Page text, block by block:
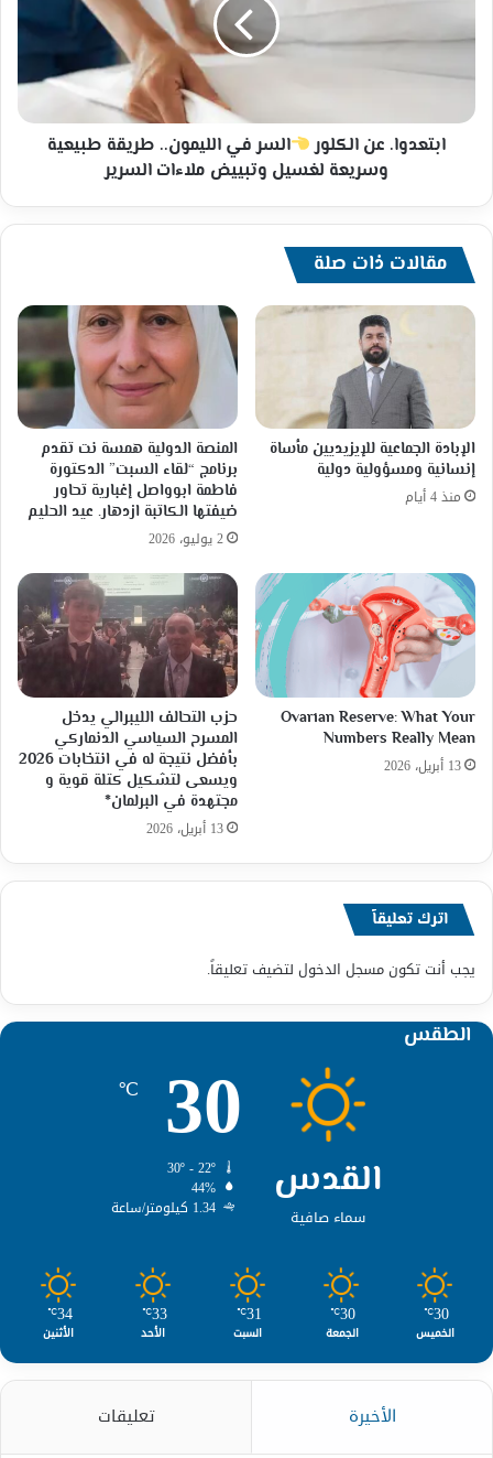
السر
في
الليمون..
طبيعية
وسريعة
ملاءات
ابتعدوا. عن الكلور
السر في الليمون.. طريقة طبيعية
وسريعة لغسيل وتبييض ملاءات السرير
مقالات ذات صلة
الإبادة الجماعية للإيزيديين مأساة
إنسانية ومسؤولية دولية
منذ 4 أيام
المنصة الدولية همسة نت تقدم
برنامج “لقاء السبت” الدكتورة
فاطمة ابوواصل إغبارية تحاور
ضيفتها الكاتبة ازدهار. عيد الحليم
2 يوليو، 2026
Ovarian Reserve: What Your
Numbers Really Mean
13 أبريل، 2026
حزب التحالف الليبرالي يدخل
المسرح السياسي الدنماركي
بأفضل نتيجة له في انتخابات 2026
ويسعى لتشكيل كتلة قوية و
مجتهدة في البرلمان*
13 أبريل، 2026
اترك تعليقاً
يجب أنت تكونمسجل الدخول لتضيف تعليقاً.
الطقس
القدس
سماء صافية
30
℃
44%
1.34 كيلومتر/ساعة
30
℃
الخميس
30
℃
الجمعة
31
℃
السبت
33
℃
الأحد
34
℃
الأثنين
الأخيرة تعليقات